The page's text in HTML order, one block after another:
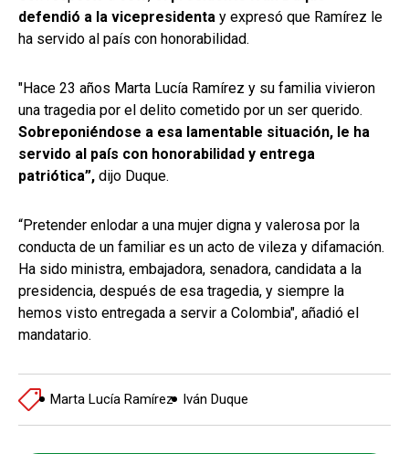
defendió a la vicepresidenta y expresó que Ramírez le
ha servido al país con honorabilidad.
"Hace 23 años Marta Lucía Ramírez y su familia vivieron
una tragedia por el delito cometido por un ser querido.
Sobreponiéndose a esa lamentable situación, le ha
servido al país con honorabilidad y entrega
patriótica”, dijo Duque.
“Pretender enlodar a una mujer digna y valerosa por la
conducta de un familiar es un acto de vileza y difamación.
Ha sido ministra, embajadora, senadora, candidata a la
presidencia, después de esa tragedia, y siempre la
hemos visto entregada a servir a Colombia", añadió el
mandatario.
Marta Lucía Ramírez Iván Duque